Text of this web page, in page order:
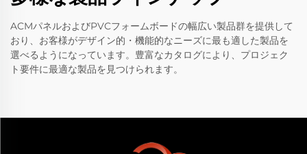
ACMパネルおよびPVCフォームボードの幅広い製品群を提供して
おり、お客様がデザイン的・機能的なニーズに最も適した製品を
選べるようになっています。豊富なカタログにより、プロジェク
ト要件に最適な製品を見つけられます。